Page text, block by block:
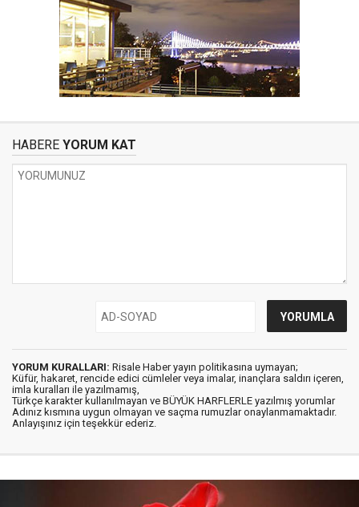
HABERE YORUM KAT
YORUM KURALLARI: Risale Haber yayın politikasına uymayan;
Küfür, hakaret, rencide edici cümleler veya imalar, inançlara saldırı içeren,
imla kuralları ile yazılmamış,
Türkçe karakter kullanılmayan ve BÜYÜK HARFLERLE yazılmış yorumlar
Adınız kısmına uygun olmayan ve saçma rumuzlar onaylanmamaktadır.
Anlayışınız için teşekkür ederiz.